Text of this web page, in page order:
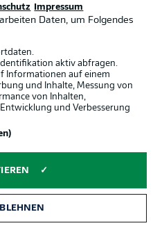
Gruppe GmbH
Impressum
Daten, um Folgendes
aktiv abfragen.
Informationen auf einem
und Inhalte, Messung von
von Inhalten,
und Verbesserung